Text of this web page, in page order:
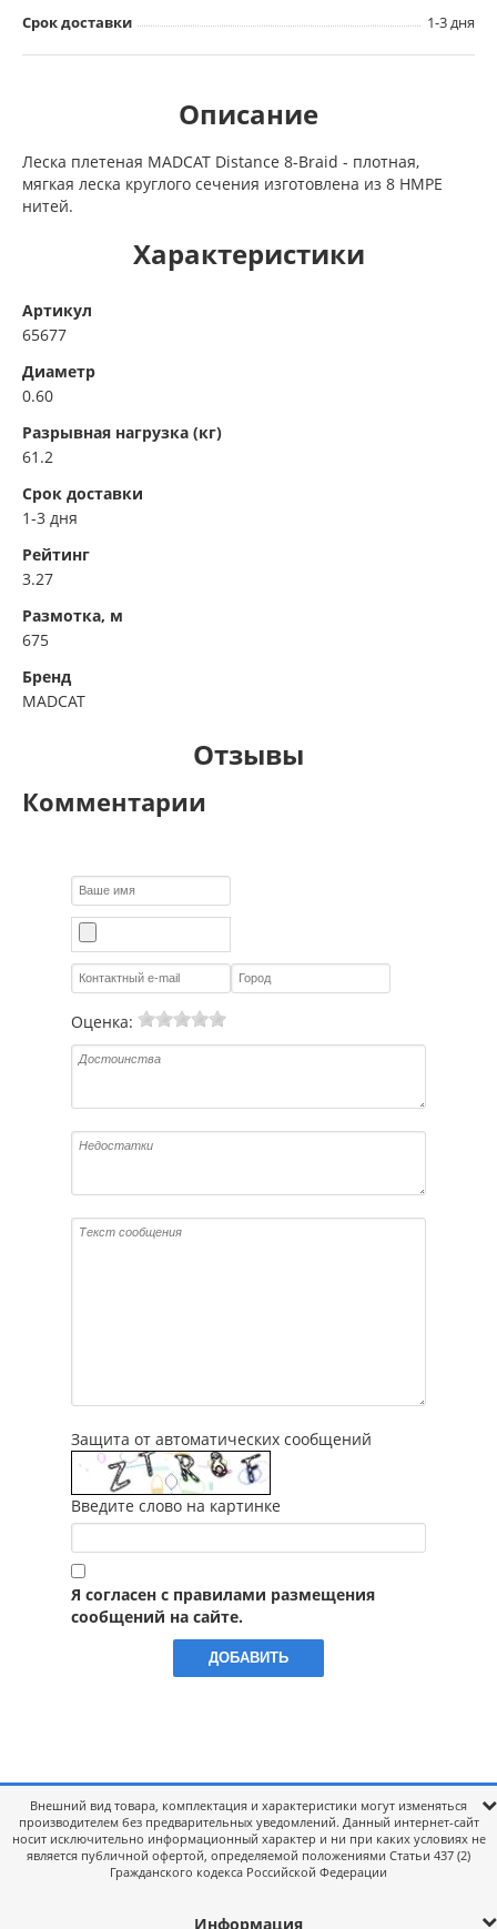
Срок доставки 1-3 дня
Описание
Леска плетеная MADCAT Distance 8-Braid - плотная,
мягкая леска круглого сечения изготовлена из 8 HMPE
нитей.
Характеристики
Артикул
65677
Диаметр
0.60
Разрывная нагрузка (кг)
61.2
Срок доставки
1-3 дня
Рейтинг
3.27
Размотка, м
675
Бренд
MADCAT
Отзывы
Комментарии
Оценка:
Защита от автоматических сообщений
Введите слово на картинке
Я согласен с правилами размещения
сообщений на сайте.
Внешний вид товара, комплектация и характеристики могут изменяться
производителем без предварительных уведомлений. Данный интернет-сайт
носит исключительно информационный характер и ни при каких условиях не
является публичной офертой, определяемой положениями Статьи 437 (2)
Гражданского кодекса Российской Федерации
Информация